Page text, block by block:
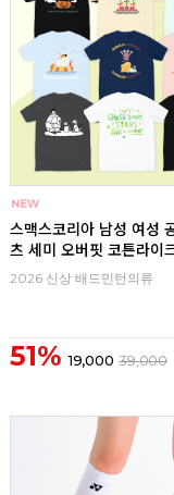
스맥스코리아 남성 여성
츠 세미 오버핏 코튼라이
2026 신상 배드민턴의류
51% 19,000 39,000